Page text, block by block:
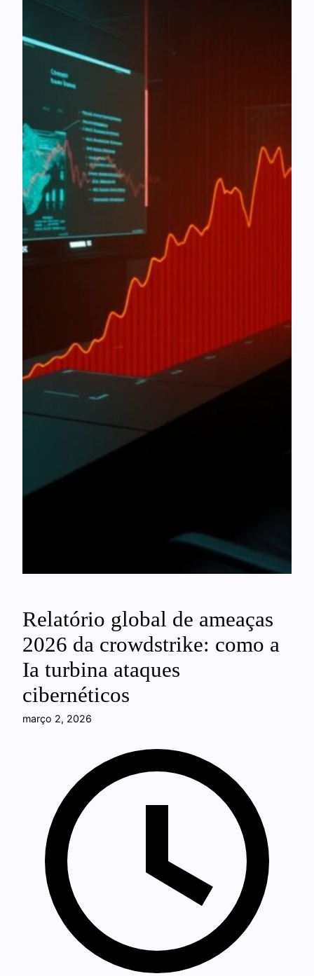
Relatório global de ameaças
2026 da crowdstrike: como a
Ia turbina ataques
cibernéticos
março 2, 2026